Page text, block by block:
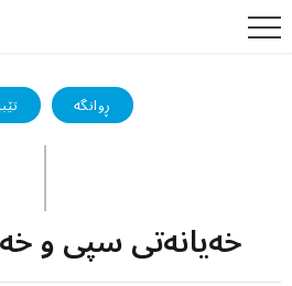
ڕوانگە
خەیانەتی سپی و